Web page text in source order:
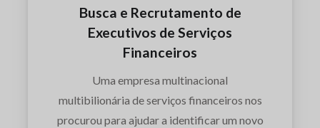
Busca e Recrutamento de
Executivos de Serviços
Financeiros
Uma empresa multinacional
multibilionária de serviços financeiros nos
procurou para ajudar a identificar um novo